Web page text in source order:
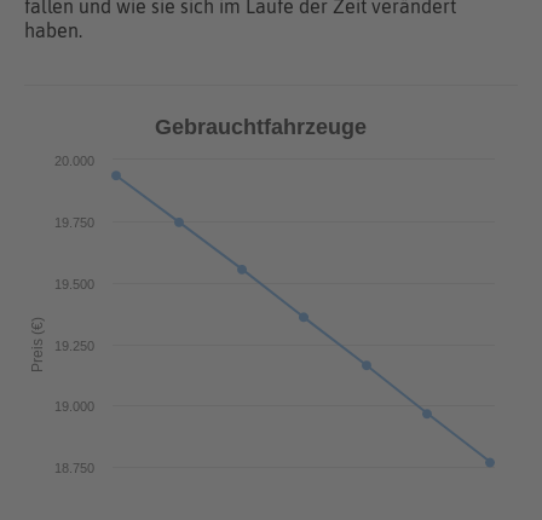
fallen und wie sie sich im Laufe der Zeit verändert
haben.
Preis (€)
Gebrauchtfahrzeuge
18.750
19.000
19.250
19.500
19.750
20.000